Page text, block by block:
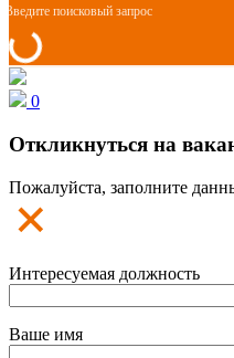
0
Откликнуться на
Пожалуйста, заполните
Интересуемая должность
Ваше имя